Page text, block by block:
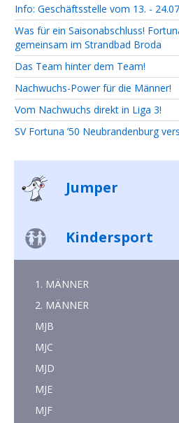
Info: Geschäftsstelle vom 13. -
Was für ein Saisonabschluss!
gemeinsam im Strandbad Broda
Das Team hinter dem Team!
Nachwuchs-Power für die Männer!
Vom Nachwuchs direkt in Liga 3!
SV Fortuna ’50 Neubrandenburg
Jumper
Kindersport
1. MÄNNER
2. MÄNNER
MJB
MJC
MJD
MJE
MJF